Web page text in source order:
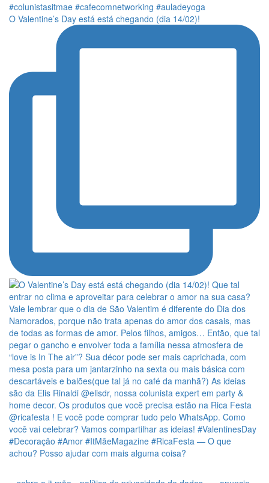
O Valentine’s Day está está chegando (dia 14/02)!